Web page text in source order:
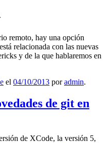
remoto, hay una opción
relacionada con las nuevas
y de la que hablaremos en
el 04/10/2013 poradmin.
de git en
de XCode, la versión 5,